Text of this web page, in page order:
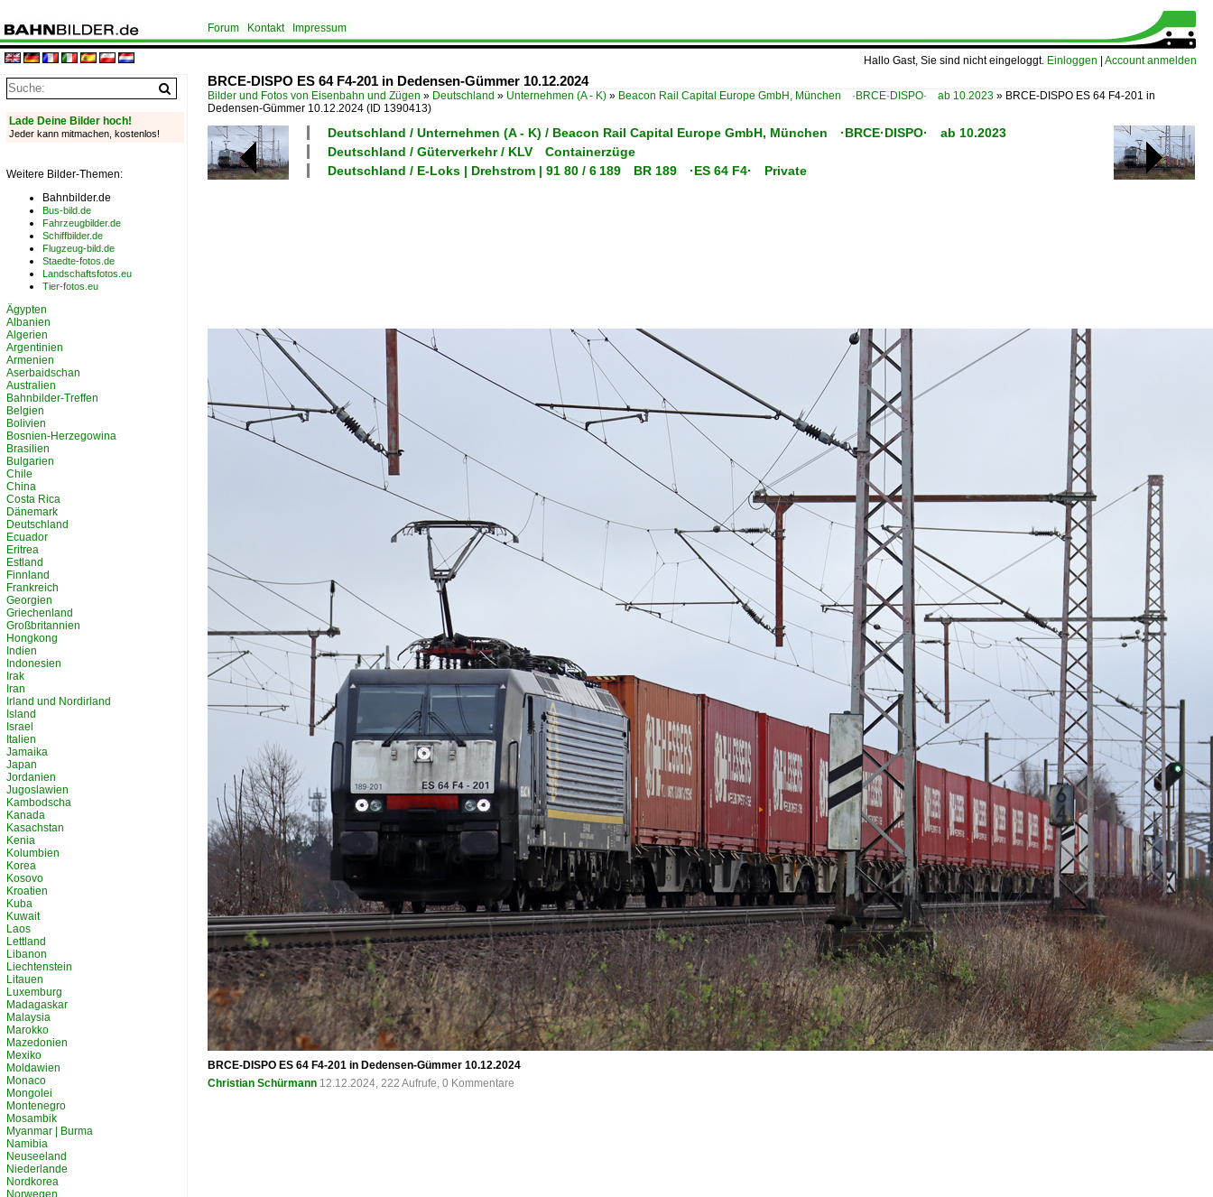
Hallo Gast, Sie sind nicht eingeloggt. Einloggen Account anmelden
Forum Kontakt Impressum
BRCE-DISPO ES 64 F4-201 in Dedensen-Gümmer 10.12.2024
Bilder und Fotos von Eisenbahn und Zügen » Deutschland » Unternehmen (A - K) » Beacon Rail Capital Europe GmbH, München ·BRCE·DISPO· ab 10.2023 » BRCE-DISPO ES 64 F4-201 in
Dedensen-Gümmer 10.12.2024 (ID 1390413)
Deutschland / Unternehmen (A - K) / Beacon Rail Capital Europe GmbH, München ·BRCE·DISPO· ab 10.2023
Deutschland / Güterverkehr / KLV Containerzüge
Deutschland / E-Loks | Drehstrom | 91 80 / 6 189 BR 189 ·ES 64 F4· Private
BRCE-DISPO ES 64 F4-201 in Dedensen-Gümmer 10.12.2024
Christian Schürmann 12.12.2024, 222 Aufrufe, 0 Kommentare
Lade Deine Bilder hoch!
Jeder kann mitmachen, kostenlos!
Weitere Bilder-Themen:
Bahnbilder.de
Bus-bild.de
Fahrzeugbilder.de
Schiffbilder.de
Flugzeug-bild.de
Staedte-fotos.de
Landschaftsfotos.eu
Tier-fotos.eu
Ägypten
Albanien
Algerien
Argentinien
Armenien
Aserbaidschan
Australien
Bahnbilder-Treffen
Belgien
Bolivien
Bosnien-Herzegowina
Brasilien
Bulgarien
Chile
China
Costa Rica
Dänemark
Deutschland
Ecuador
Eritrea
Estland
Finnland
Frankreich
Georgien
Griechenland
Großbritannien
Hongkong
Indien
Indonesien
Irak
Iran
Irland und Nordirland
Island
Israel
Italien
Jamaika
Japan
Jordanien
Jugoslawien
Kambodscha
Kanada
Kasachstan
Kenia
Kolumbien
Korea
Kosovo
Kroatien
Kuba
Kuwait
Laos
Lettland
Libanon
Liechtenstein
Litauen
Luxemburg
Madagaskar
Malaysia
Marokko
Mazedonien
Mexiko
Moldawien
Monaco
Mongolei
Montenegro
Mosambik
Myanmar | Burma
Namibia
Neuseeland
Niederlande
Nordkorea
Norwegen